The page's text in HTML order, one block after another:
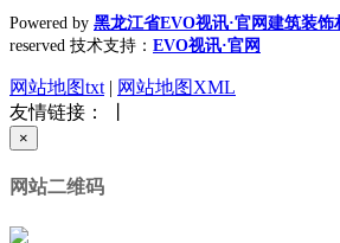
Powered by 黑龙江省EVO视讯·官网建筑装饰
reserved 技术支持： EVO视讯·官网
网站地图txt | 网站地图XML
友情链接： 丨
×
网站二维码